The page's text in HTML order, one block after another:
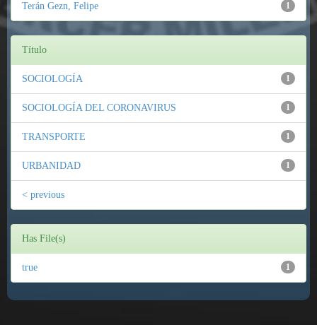
1
Terán Gezn, Felipe
Título
1
SOCIOLOGÍA
1
SOCIOLOGÍA DEL CORONAVIRUS
1
TRANSPORTE
1
URBANIDAD
< previous
Has File(s)
1
true